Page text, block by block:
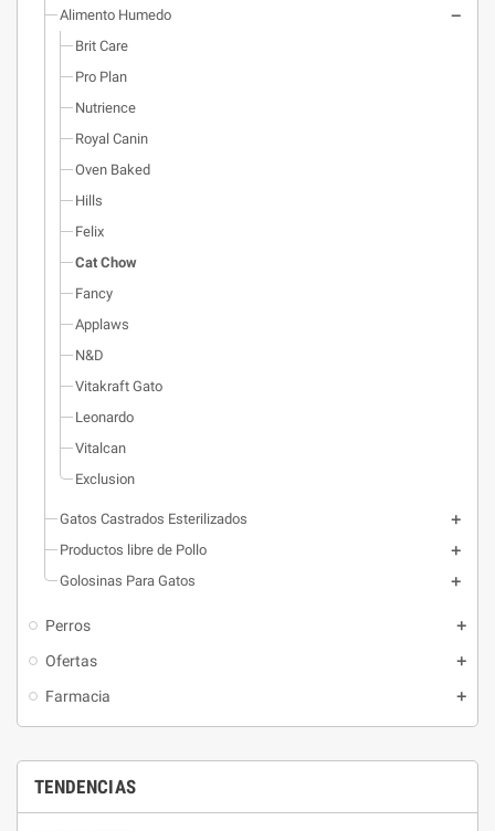
Alimento Humedo
Brit Care
Pro Plan
Nutrience
Royal Canin
Oven Baked
Hills
Felix
Cat Chow
Fancy
Applaws
N&D
Vitakraft Gato
Leonardo
Vitalcan
Exclusion
Gatos Castrados Esterilizados
Productos libre de Pollo
Golosinas Para Gatos
Perros
Ofertas
Farmacia
TENDENCIAS
mantener la visión saludable, la